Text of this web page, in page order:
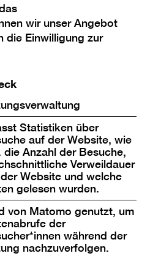
von Audio-
auf die
auch als
Membrane frei
wir unser Angebot
die Einwilligung zur
Statistiken über
auf der Website, wie
die Anzahl der Besuche,
Verweildauer
Website und welche
gelesen wurden.
von Matomo genutzt, um
der
während der
nachzuverfolgen.